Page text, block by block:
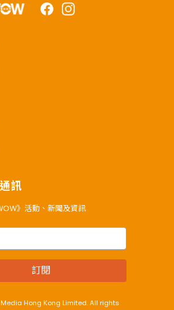
FacebookInstagram
訊
》活動、新聞及資訊
訂閱
Hong Kong Limited. All rights